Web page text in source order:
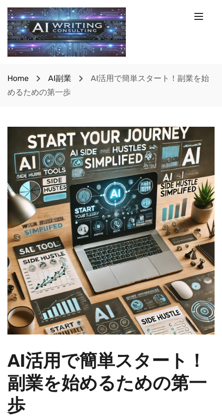
Home AI副業
AI活用で簡単スタート！副業を始
めるための第一歩
AI活用で簡単スタート！
副業を始めるための第一
歩